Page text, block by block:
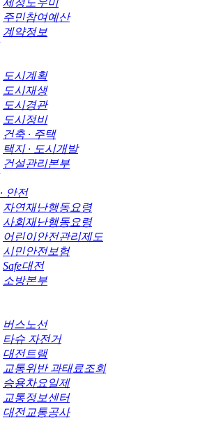
주민참여예산
계약정보
도시계획
도시재생
도시경관
도시정비
건축 · 주택
택지 · 도시개발
건설관리본부
안전
자연재난행동요령
사회재난행동요령
어린이안전관리제도
시민안전보험
Safe대전
소방본부
버스노선
타슈 자전거
대전트램
교통위반 과태료조회
승용차요일제
교통정보센터
대전교통공사